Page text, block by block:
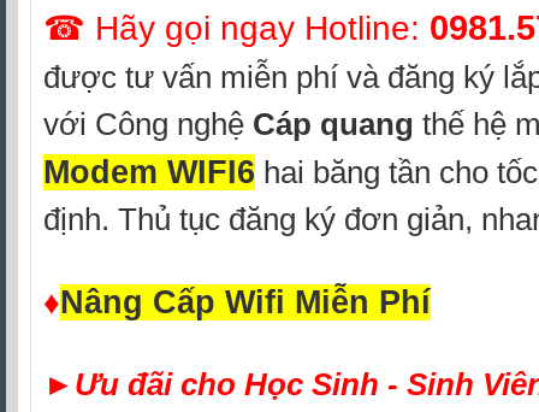
☎ Hãy gọi ngay Hotline:
được tư vấn miễn phí và đăng ký
với Công nghệ Cáp quang thế hệ
Modem WIFI6 hai băng tần cho
định. Thủ tục đăng ký đơn giản,
♦Nâng Cấp Wifi Miễn Phí
► Ưu đãi cho Học Sinh - Sinh